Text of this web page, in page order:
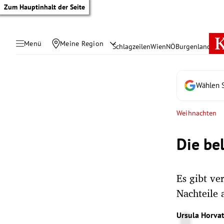
Zum Hauptinhalt der Seite
Menü Meine Region SchlagzeilenWienNÖBurgenland
Wählen
Weihnachten
Die
Es gibt
Nachteile
Ursula